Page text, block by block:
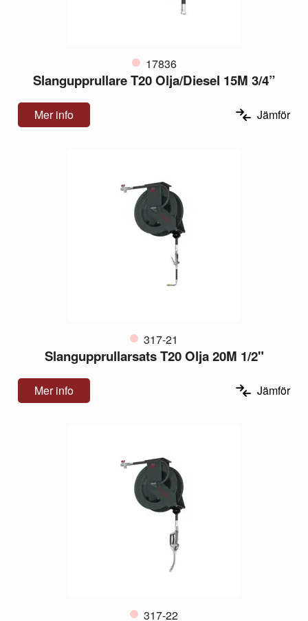
17836
Slangupprullare T20 Olja/Diesel 15M 3/4”
Mer info Jämför
317-21
Slangupprullarsats T20 Olja 20M 1/2"
Mer info Jämför
317-22